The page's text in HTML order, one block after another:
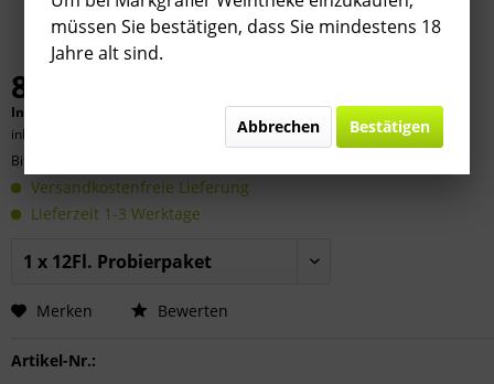
89,99 € *
Inhalt:
inkl. MwSt.
Bitte
Versandkostenfreie Lieferung
Lieferzeit 1-3 Werktage
Merken Bewerten
Artikel-Nr.:
müssen Sie bestätigen, dass Sie mindestens 18
Jahre alt sind.
Abbrechen Bestätigen